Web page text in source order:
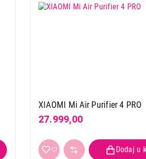
XIAOMI Mi Air Purifier 4 PRO
27.999,00